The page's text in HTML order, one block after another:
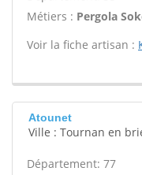
Métiers : Pergola
Voir la fiche artisan :
Atounet
Ville : Tournan en
Département: 77